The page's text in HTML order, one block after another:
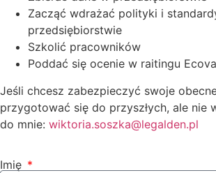
Zacząć wdrażać polityki i
przedsiębiorstwie
Szkolić pracowników
Poddać się ocenie w raitingu
Jeśli chcesz zabezpieczyć swoje
przygotować się do przyszłych, ale nie
do mnie: wiktoria.soszka@legalden.pl
Imię